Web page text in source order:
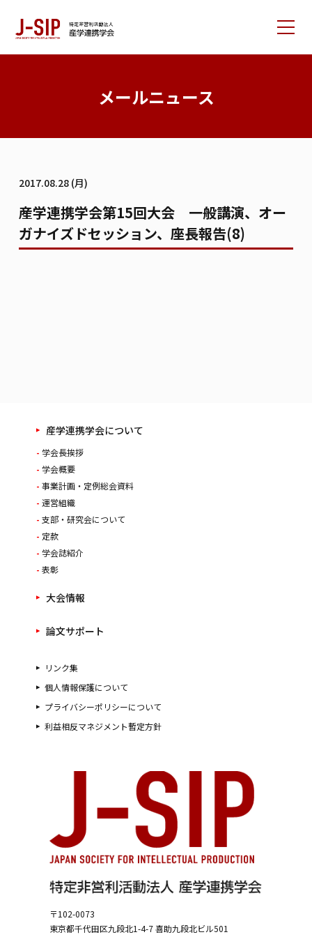
リンク集 学会書籍紹介 ご寄付のお願い
メールニュース
2017.08.28 (月)
産学連携学会第15回大会 一般講演、オー
ガナイズドセッション、座長報告(8)
〒102-0073
東京都千代田区九段北1-4-7喜助九段北ビル501
産学連携学会について
学会長挨拶
学会概要
事業計画・定例総会資料
運営組織
支部・研究会について
定款
学会誌紹介
表彰
大会情報
論文サポート
リンク集
個人情報保護について
プライバシーポリシーについて
利益相反マネジメント暫定方針